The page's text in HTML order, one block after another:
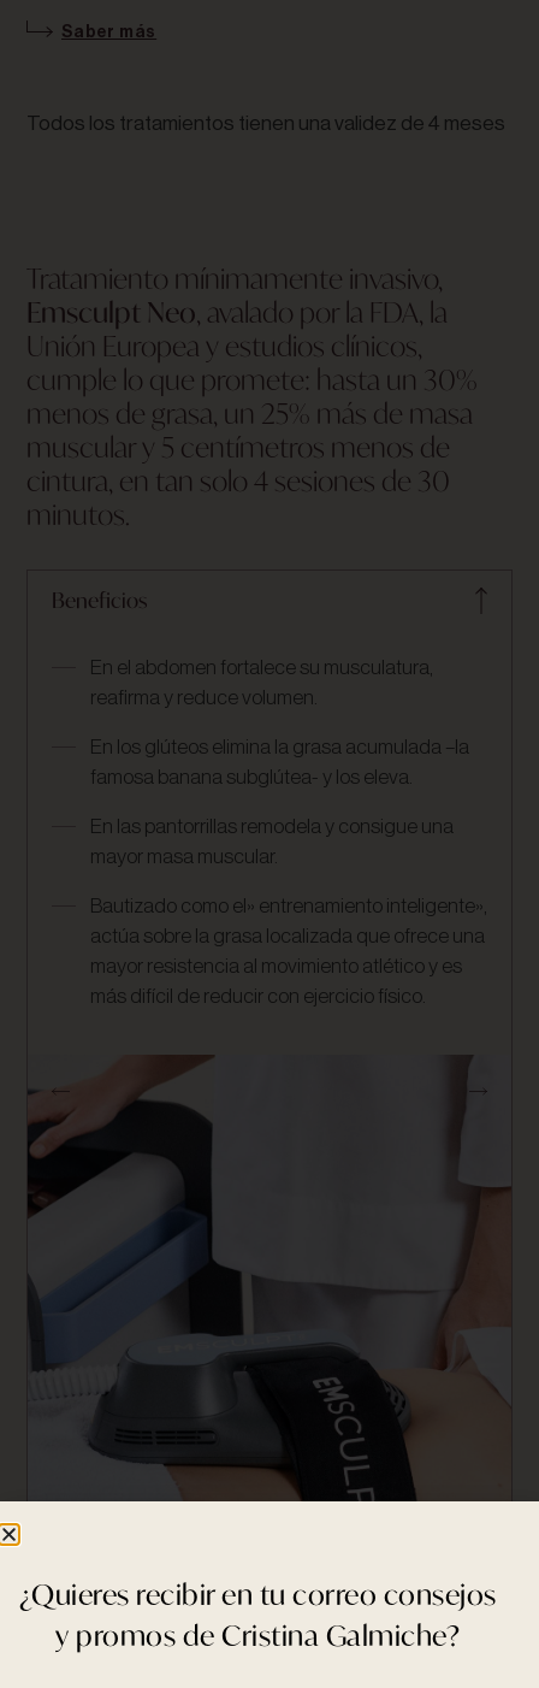
Saber más
Todos los tratamientos tienen una validez de 4 meses
Tratamiento mínimamente invasivo,
Emsculpt Neo, avalado por la FDA, la
Unión Europea y estudios clínicos,
cumple lo que promete: hasta un 30%
menos de grasa, un 25% más de masa
muscular y 5 centímetros menos de
cintura, en tan solo 4 sesiones de 30
minutos.
Beneficios
En el abdomen fortalece su musculatura,
reafirma y reduce volumen.
En los glúteos elimina la grasa acumulada –la
famosa banana subglútea- y los eleva.
En las pantorrillas remodela y consigue una
mayor masa muscular.
Bautizado como el» entrenamiento inteligente»,
actúa sobre la grasa localizada que ofrece una
mayor resistencia al movimiento atlético y es
más difícil de reducir con ejercicio físico.
¿Quieres recibir en tu correo consejos
y promos de Cristina Galmiche?